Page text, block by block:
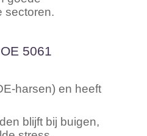
sectoren.
5061
harsen) en heeft
blijft bij buigen,